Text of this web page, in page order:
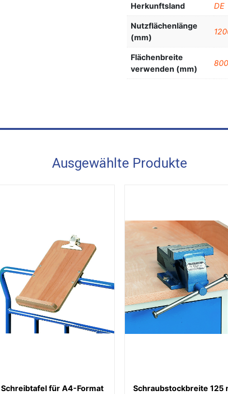
Herkunftsland DE
Nutzflächenlänge
(mm)
Flächenbreite
verwenden (mm)
800
Ausgewählte Produkte
Schreibtafel für A4-Format Schraubstockbreite 125